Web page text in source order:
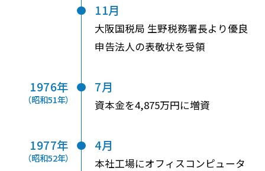
11月
大阪国税局 生野税務署長より優良
申告法人の表敬状を受領
1976年
（昭和51年）
7月
資本金を4,875万円に増資
1977年
（昭和52年）
4月
本社工場にオフィスコンピュータ